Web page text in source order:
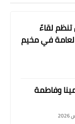
لقاءً
العامة في مخيم
وفاطمة